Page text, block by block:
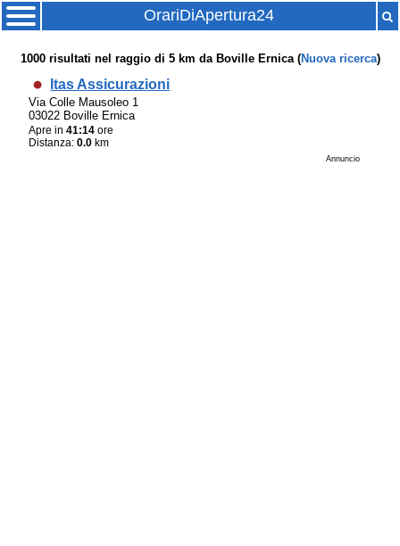
OrariDiApertura24
1000risultati nel raggio di 5 km da Boville Ernica (Nuova ricerca)
Itas Assicurazioni
Via Colle Mausoleo 1
03022 Boville Ernica
Apre in41:14 ore
Distanza:0.0 km
Annuncio